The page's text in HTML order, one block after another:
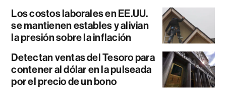
Los costos laborales en EE.UU.
se mantienen estables y alivian
la presión sobre la inflación
Detectan ventas del Tesoro para
contener al dólar en la pulseada
por el precio de un bono